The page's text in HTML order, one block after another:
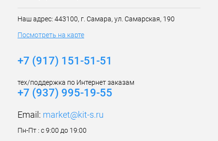
Наш адрес: 443100, г. Самара, ул. Самарская, 190
Посмотреть на карте
+7 (917) 151-51-51
тех/поддержка по Интернет заказам
+7 (937) 995-19-55
Email: market@kit-s.ru
Пн-Пт : с 9:00 до 19:00